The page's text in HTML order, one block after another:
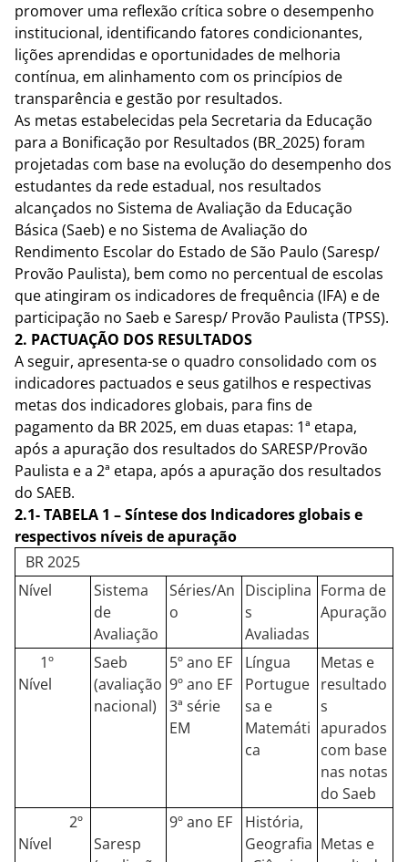
promover uma reflexão crítica sobre o desempenho
institucional, identificando fatores condicionantes,
lições aprendidas e oportunidades de melhoria
contínua, em alinhamento com os princípios de
transparência e gestão por resultados.
As metas estabelecidas pela Secretaria da Educação
para a Bonificação por Resultados (BR_2025) foram
projetadas com base na evolução do desempenho dos
estudantes da rede estadual, nos resultados
alcançados no Sistema de Avaliação da Educação
Básica (Saeb) e no Sistema de Avaliação do
Rendimento Escolar do Estado de São Paulo (Saresp/
Provão Paulista), bem como no percentual de escolas
que atingiram os indicadores de frequência (IFA) e de
participação no Saeb e Saresp/ Provão Paulista (TPSS).
2. PACTUAÇÃO DOS RESULTADOS
A seguir, apresenta-se o quadro consolidado com os
indicadores pactuados e seus gatilhos e respectivas
metas dos indicadores globais, para fins de
pagamento da BR 2025, em duas etapas: 1ª etapa,
após a apuração dos resultados do SARESP/Provão
Paulista e a 2ª etapa, após a apuração dos resultados
do SAEB.
2.1- TABELA 1 – Síntese dos Indicadores globais e
respectivos níveis de apuração
BR 2025
Nível
Sistema
de
Avaliação
Séries/An
o
Disciplina
s
Avaliadas
Forma de
Apuração
1º
Nível
Saeb
(avaliação
nacional)
5º ano EF
9º ano EF
3ª série
EM
Língua
Portugue
sa e
Matemáti
ca
Metas e
resultado
s
apurados
com base
nas notas
do Saeb
2º
Nível
Saresp
9º ano EF
História,
Geografia Metas e